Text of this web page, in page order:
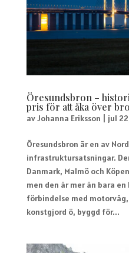
Öresundsbron –
pris för att åka över
avJohanna Eriksson jul
Öresundsbron är en av
infrastruktursatsningar.
Danmark, Malmö och
men den är mer än bara
förbindelse med
konstgjord ö, byggd för...